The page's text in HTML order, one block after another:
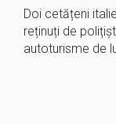
Doi cetățeni
reținuți de
autoturisme de